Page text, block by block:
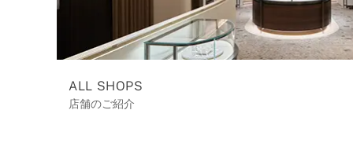
ALL SHOPS
店舗のご紹介